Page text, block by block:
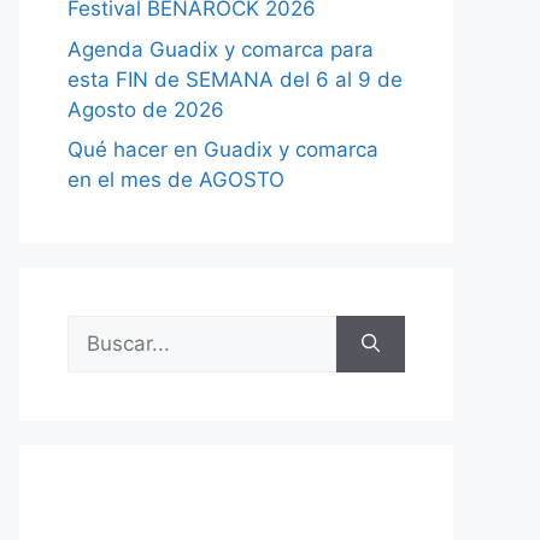
Festival BENAROCK 2026
Agenda Guadix y comarca para
esta FIN de SEMANA del 6 al 9 de
Agosto de 2026
Qué hacer en Guadix y comarca
en el mes de AGOSTO
Buscar: